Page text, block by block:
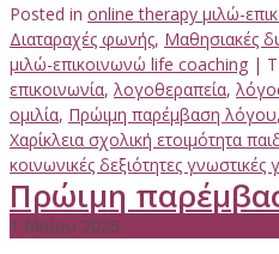
Posted in online therapy μιλώ-
Διαταραχές φωνής, Μαθησιακές
μιλώ-επικοινωνώ life coaching |
επικοινωνία, λογοθεραπεία,
ομιλία, Πρώιμη παρέμβαση λόγου,
Χαρίκλεια σχολική ετοιμότητα
κοινωνικές δεξιότητες
Πρώιμη
1 Μαΐου 2025